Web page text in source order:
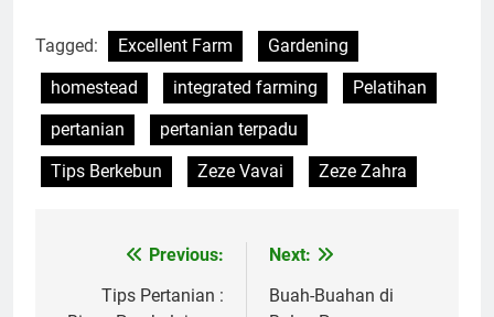
Tagged: Excellent Farm
Gardening
homestead
integrated farming
Pelatihan
pertanian
pertanian terpadu
Tips Berkebun
Zeze Vavai Zeze Zahra
navigation
Previous:
Tips Pertanian :
Next:
Buah-Buahan di